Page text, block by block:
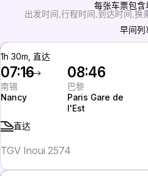
每张车票包含
出发时间 行程时间 到达时间 换
早间列
1h 30m, 直达
07:16
南锡
Nancy
08:46
巴黎
Paris Gare de
l'Est
直达
TGV Inoui 2574